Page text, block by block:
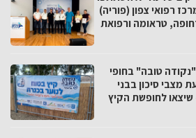
במרכז רפואי צפון (פוריה)
טראומה ורפואת
טובה" בחופי
מצבי סיכון בבני
שיצאו לחופשת הקיץ